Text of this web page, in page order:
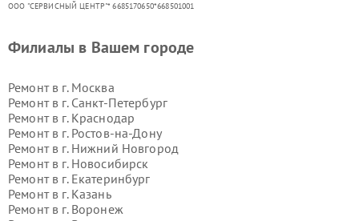
ООО "СЕРВИСНЫЙ ЦЕНТР"* 6685170650*668501001
Филиалы в Вашем городе
Ремонт в г. Москва
Ремонт в г. Санкт-Петербург
Ремонт в г. Краснодар
Ремонт в г. Ростов-на-Дону
Ремонт в г. Нижний Новгород
Ремонт в г. Новосибирск
Ремонт в г. Екатеринбург
Ремонт в г. Казань
Ремонт в г. Воронеж